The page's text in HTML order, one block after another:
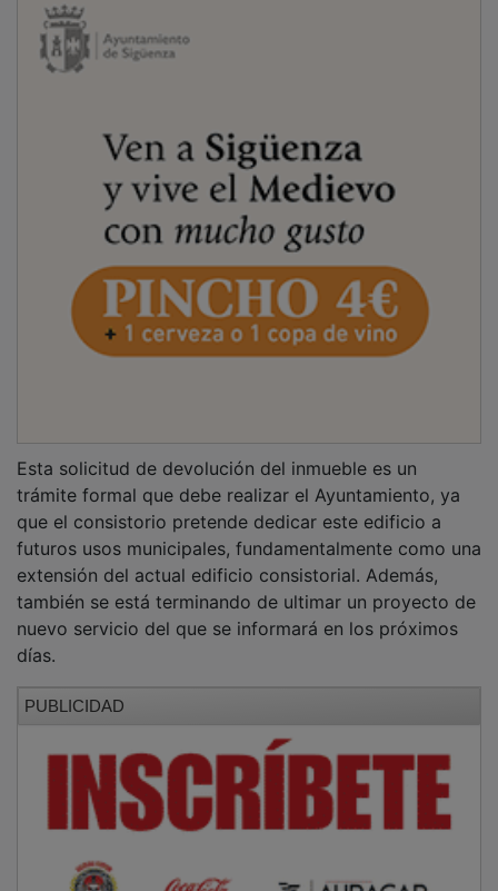
trámite formal que debe realizar el Ayuntamiento, ya
que el consistorio pretende dedicar este edificio a
futuros usos municipales, fundamentalmente como una
extensión del actual edificio consistorial. Además,
también se está terminando de ultimar un proyecto de
nuevo servicio del que se informará en los próximos
días.